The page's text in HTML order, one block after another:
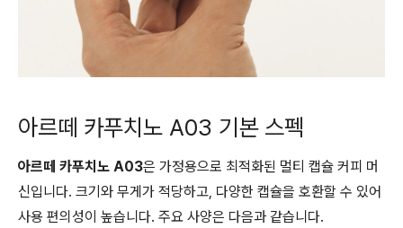
아르떼 카푸치노 A03 기본 스펙
아르떼 카푸치노 A03은 가정용으로 최적화된 멀티 캡슐 커피 머
신입니다. 크기와 무게가 적당하고, 다양한 캡슐을 호환할 수 있어
사용 편의성이 높습니다. 주요 사양은 다음과 같습니다.